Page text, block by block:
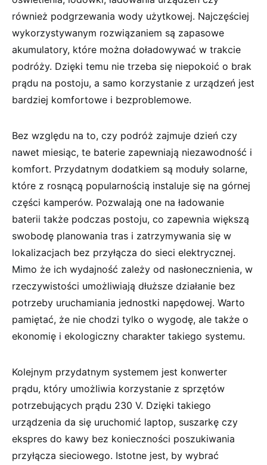
również podgrzewania wody użytkowej. Najczęściej
wykorzystywanym rozwiązaniem są zapasowe
akumulatory, które można doładowywać w trakcie
podróży. Dzięki temu nie trzeba się niepokoić o brak
prądu na postoju, a samo korzystanie z urządzeń jest
bardziej komfortowe i bezproblemowe.
Bez względu na to, czy podróż zajmuje dzień czy
nawet miesiąc, te baterie zapewniają niezawodność i
komfort. Przydatnym dodatkiem są moduły solarne,
które z rosnącą popularnością instaluje się na górnej
części kamperów. Pozwalają one na ładowanie
baterii także podczas postoju, co zapewnia większą
swobodę planowania tras i zatrzymywania się w
lokalizacjach bez przyłącza do sieci elektrycznej.
Mimo że ich wydajność zależy od nasłonecznienia, w
rzeczywistości umożliwiają dłuższe działanie bez
potrzeby uruchamiania jednostki napędowej. Warto
pamiętać, że nie chodzi tylko o wygodę, ale także o
ekonomię i ekologiczny charakter takiego systemu.
Kolejnym przydatnym systemem jest konwerter
prądu, który umożliwia korzystanie z sprzętów
potrzebujących prądu 230 V. Dzięki takiego
urządzenia da się uruchomić laptop, suszarkę czy
ekspres do kawy bez konieczności poszukiwania
przyłącza sieciowego. Istotne jest, by wybrać